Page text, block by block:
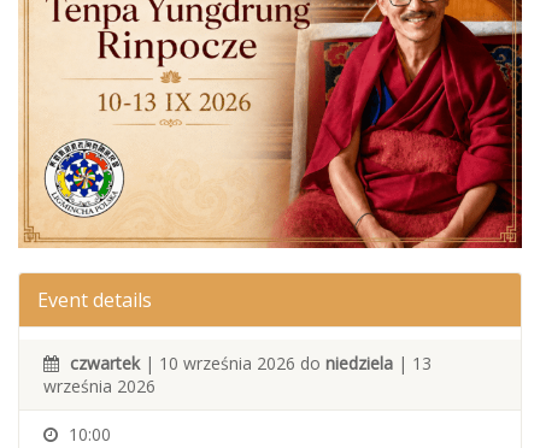
Event details
czwartek| 10 września 2026 do niedziela | 13
września 2026
10:00